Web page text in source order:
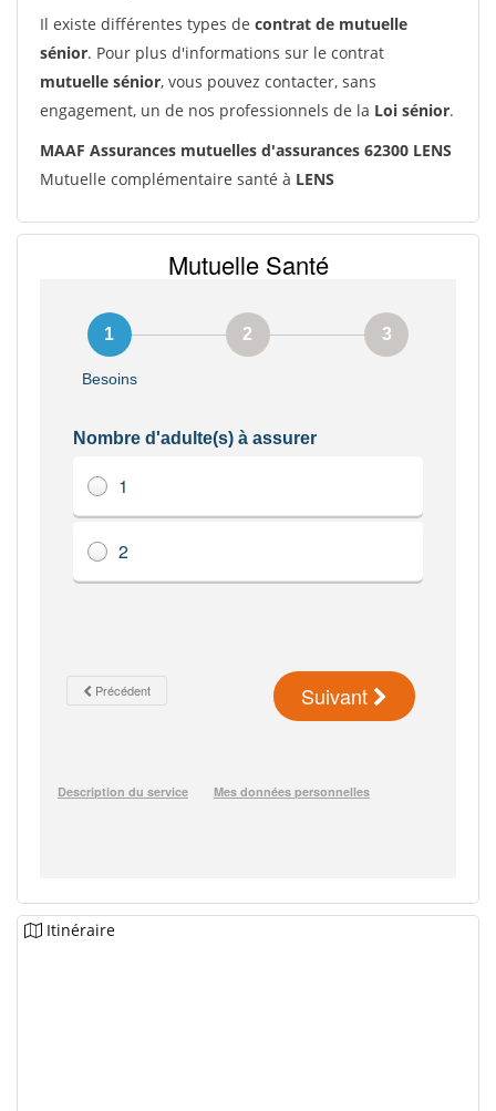
Il existe différentes types de contrat de mutuelle
sénior. Pour plus d'informations sur le contrat
mutuelle sénior, vous pouvez contacter, sans
engagement, un de nos professionnels de la Loi sénior.
MAAF Assurances mutuelles d'assurances 62300 LENS
Mutuelle complémentaire santé à LENS
Itinéraire